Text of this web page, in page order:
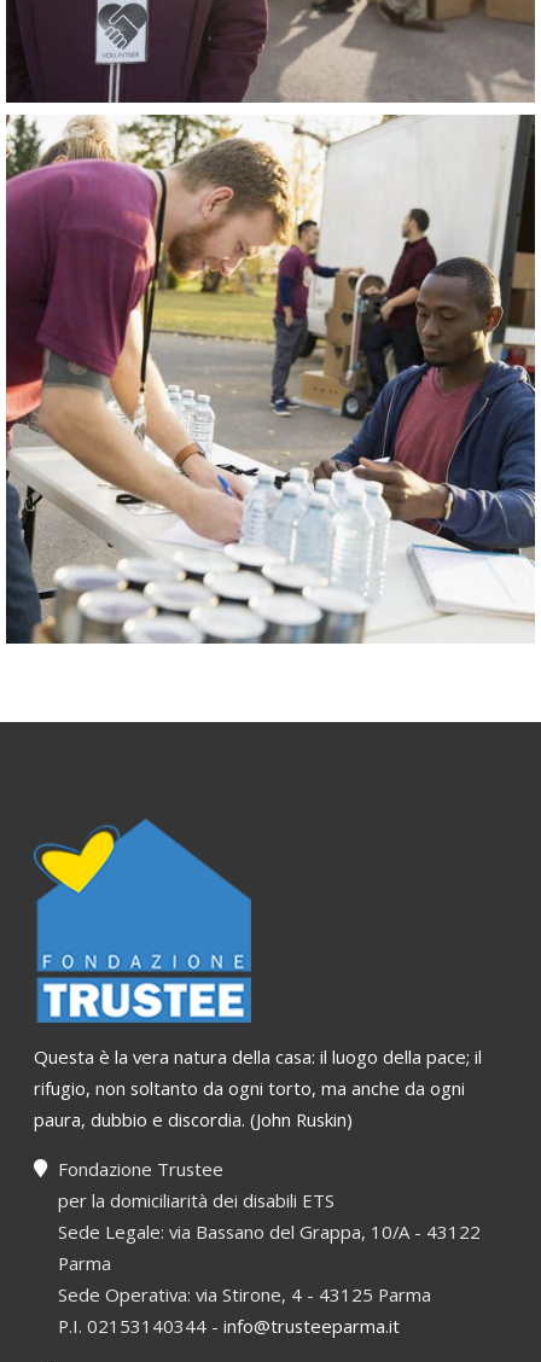
Questa è la vera natura della casa: il luogo della pace; il
rifugio, non soltanto da ogni torto, ma anche da ogni
paura, dubbio e discordia. (John Ruskin)
Fondazione Trustee
per la domiciliarità dei disabili ETS
Sede Legale: via Bassano del Grappa, 10/A - 43122
Parma
Sede Operativa: via Stirone, 4 - 43125 Parma
P.I. 02153140344 - info@trusteeparma.it